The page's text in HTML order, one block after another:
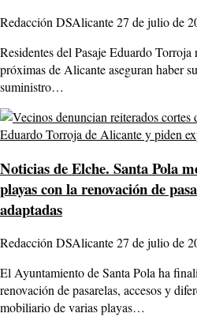
Redacción DSAlicante27 de julio de
Residentes del Pasaje Eduardo
próximas de Alicante aseguran haber
suministro…
Noticias de Elche. Santa Pola
playas con la renovación de
adaptadas
Redacción DSAlicante27 de julio de
El Ayuntamiento de Santa Pola ha
renovación de pasarelas, accesos y
mobiliario de varias playas…